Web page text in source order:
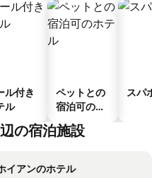
ル付き
ル
ペットとの
宿泊可のホ
テル
スパ
の宿泊施設
イアンのホテル